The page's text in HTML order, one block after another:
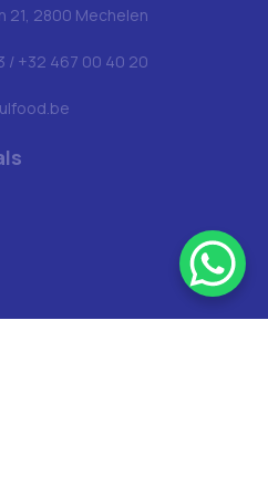
21, 2800 Mechelen
/ +32 467 00 40 20